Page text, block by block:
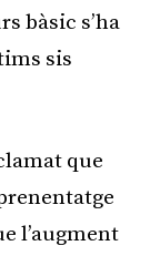
bàsic s’ha
sis
que
l’augment